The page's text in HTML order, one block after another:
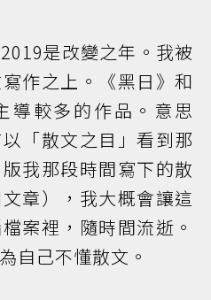
是改變之年。我被
作之上。《黑日》和
導較多的作品。意思
「散文之目」看到那
我那段時間寫下的散
章），我大概會讓這
案裡，隨時間流逝。
自己不懂散文。